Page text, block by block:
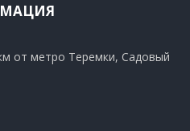
от метро Теремки, Садовый